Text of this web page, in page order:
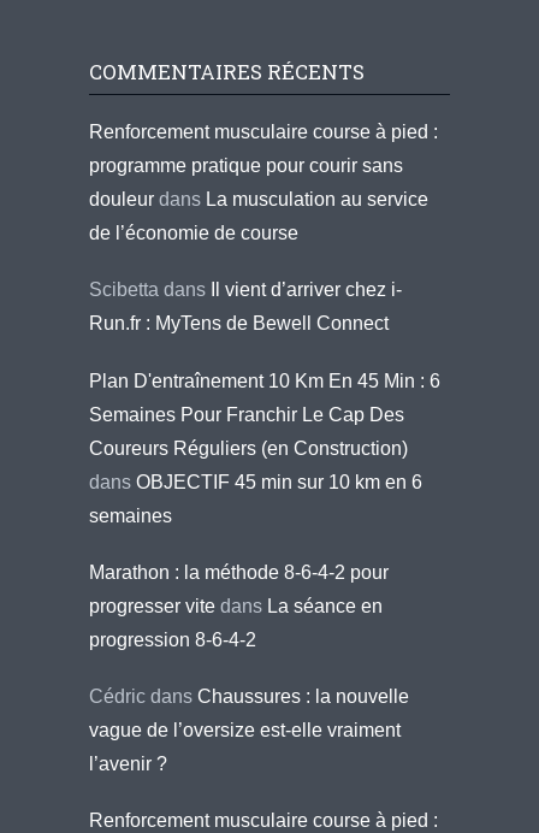
COMMENTAIRES RÉCENTS
Renforcement musculaire course à pied :
programme pratique pour courir sans
douleur dans La musculation au service
de l’économie de course
Scibetta dans
Il vient d’arriver chez i-
Run.fr : MyTens de Bewell Connect
Plan D'entraînement 10 Km En 45 Min : 6
Semaines Pour Franchir Le Cap Des
Coureurs Réguliers (en Construction)
dans OBJECTIF 45 min sur 10 km en 6
semaines
Marathon : la méthode 8-6-4-2 pour
progresser vite dans La séance en
progression 8-6-4-2
Cédric dans Chaussures : la nouvelle
vague de l’oversize est-elle vraiment
l’avenir ?
Renforcement musculaire course à pied :